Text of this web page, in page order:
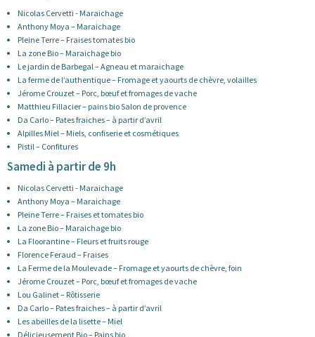
Nicolas Cervetti - Maraichage
Anthony Moya – Maraichage
Pleine Terre – Fraises tomates bio
La zone Bio – Maraichage bio
Le jardin de Barbegal – Agneau et maraichage
La ferme de l’authentique – Fromage et yaourts de chèvre, volailles
Jérome Crouzet – Porc, bœuf et fromages de vache
Matthieu Fillacier – pains bio Salon de provence
Da Carlo – Pates fraiches – à partir d’avril
Alpilles Miel – Miels, confiserie et cosmétiques
Pistil – Confitures
Samedi à partir de 9h
Nicolas Cervetti - Maraichage
Anthony Moya – Maraichage
Pleine Terre – Fraises et tomates bio
La zone Bio – Maraichage bio
La Floorantine – Fleurs et fruits rouge
Florence Feraud – Fraises
La Ferme de la Moulevade – Fromage et yaourts de chèvre, foin
Jérome Crouzet – Porc, bœuf et fromages de vache
Lou Galinet – Rôtisserie
Da Carlo – Pates fraiches – à partir d’avril
Les abeilles de la lisette – Miel
Délicieusement Bio – Pains bio